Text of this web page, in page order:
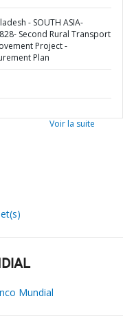
- SOUTH ASIA-
Second Rural Transport
Project -
Plan
Voir la suite
Mundial